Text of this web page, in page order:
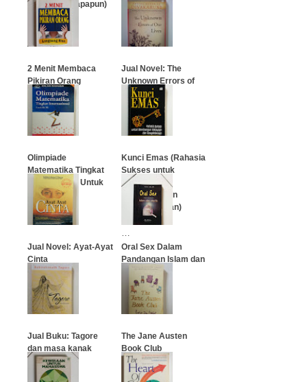
Aku Demi Siapapun) Emily)
2 Menit Membaca
Pikiran Orang
…
Jual Novel: The
Unknown Errors of
Our Lives
Olimpiade
Matematika Tingkat
Internasional Untuk
SD/MI
…
Kunci Emas (Rahasia
Sukses untuk
Membangun
Kekayaan dan
Kesejahteraan)
Jual Novel: Ayat-Ayat
Cinta
Oral Sex Dalam
Pandangan Islam dan
Jual Buku: Tagore
dan masa kanak
The Jane Austen
Book Club
…